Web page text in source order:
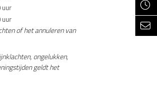
of het annuleren van
ongelukken,
geldt het